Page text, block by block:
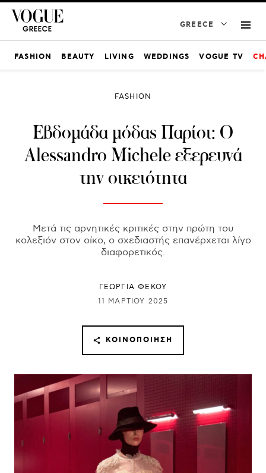
GREECE
FASHION BEAUTY LIVING WEDDINGS VOGUE TV
FASHION
Eβδομάδα μόδας Παρίσι: Ο
Alessandro Michele εξερευνά
την οικειότητα
Μετά τις αρνητικές κριτικές στην πρώτη του
κολεξιόν στον οίκο, ο σχεδιαστής επανέρχεται λίγο
διαφορετικός.
ΓΕΩΡΓΙΑ ΦΕΚΟΥ
11 ΜΑΡΤΊΟΥ 2025
ΚΟΙΝΟΠΟΊΗΣΗ